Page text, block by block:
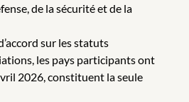
de la sécurité et de la
sur les statuts
les pays participants ont
2026, constituent la seule